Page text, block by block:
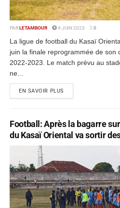
PAR LETAMBOUR 4 JUIN 2023 0
La ligue de football du Kasaï
juin la finale reprogrammée de son
2022-2023. Le match prévu au
ne...
EN SAVOIR PLUS
Football: Après la bagarre
du Kasaï Oriental va sortir